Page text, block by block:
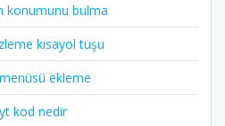
konumunu bulma
kısayol tuşu
ekleme
kod nedir